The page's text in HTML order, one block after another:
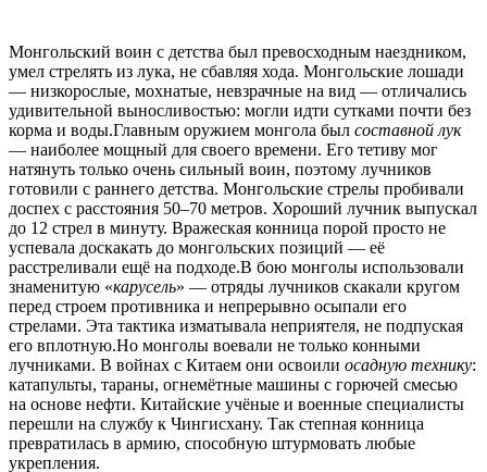
Монгольский воин с детства был превосходным наездником,
умел стрелять из лука, не сбавляя хода. Монгольские лошади
— низкорослые, мохнатые, невзрачные на вид — отличались
удивительной выносливостью: могли идти сутками почти без
корма и воды.Главным оружием монгола был составной лук
— наиболее мощный для своего времени. Его тетиву мог
натянуть только очень сильный воин, поэтому лучников
готовили с раннего детства. Монгольские стрелы пробивали
доспех с расстояния 50–70 метров. Хороший лучник выпускал
до 12 стрел в минуту. Вражеская конница порой просто не
успевала доскакать до монгольских позиций — её
расстреливали ещё на подходе.В бою монголы использовали
знаменитую «карусель» — отряды лучников скакали кругом
перед строем противника и непрерывно осыпали его
стрелами. Эта тактика изматывала неприятеля, не подпуская
его вплотную.Но монголы воевали не только конными
лучниками. В войнах с Китаем они освоили осадную технику:
катапульты, тараны, огнемётные машины с горючей смесью
на основе нефти. Китайские учёные и военные специалисты
перешли на службу к Чингисхану. Так степная конница
превратилась в армию, способную штурмовать любые
укрепления.